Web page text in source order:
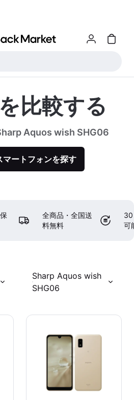
比較する
Aquos wish SHG06
ートフォンを探す
全商品・全国送
料無料
30
可
Sharp Aquos wish
SHG06